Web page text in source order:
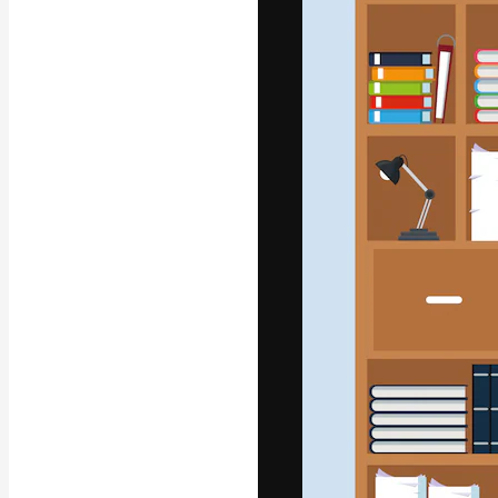
najlepszych
subskrybentów
Polski
Copyright © 2010-